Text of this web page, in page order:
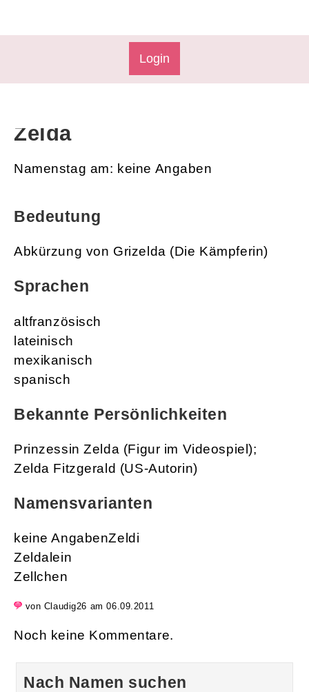
Login
Zelda
Namenstag am: keine Angaben
Bedeutung
Abkürzung von Grizelda (Die Kämpferin)
Sprachen
altfranzösisch
lateinisch
mexikanisch
spanisch
Bekannte Persönlichkeiten
Prinzessin Zelda (Figur im Videospiel);
Zelda Fitzgerald (US-Autorin)
Namensvarianten
keine AngabenZeldi
Zeldalein
Zellchen
von Claudig26 am 06.09.2011
Noch keine Kommentare.
Nach Namen suchen